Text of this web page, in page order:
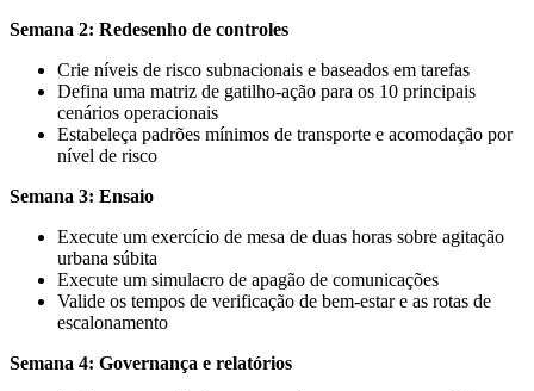
Semana 2: Redesenho de controles
Crie níveis de risco subnacionais e baseados em tarefas
Defina uma matriz de gatilho-ação para os 10 principais
cenários operacionais
Estabeleça padrões mínimos de transporte e acomodação por
nível de risco
Semana 3: Ensaio
Execute um exercício de mesa de duas horas sobre agitação
urbana súbita
Execute um simulacro de apagão de comunicações
Valide os tempos de verificação de bem-estar e as rotas de
escalonamento
Semana 4: Governança e relatórios